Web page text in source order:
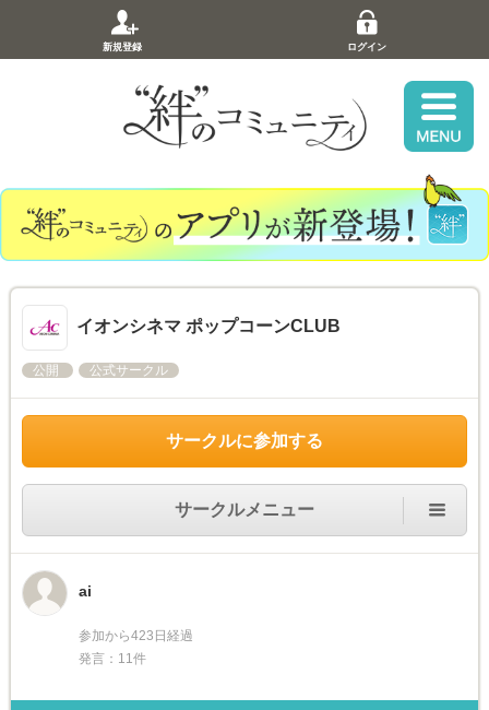
新規登録 ログイン
イオンシネマ ポップコーンCLUB
公開 公式サークル
サークルに参加する
サークルメニュー
ai
参加から423日経過
発言：11件